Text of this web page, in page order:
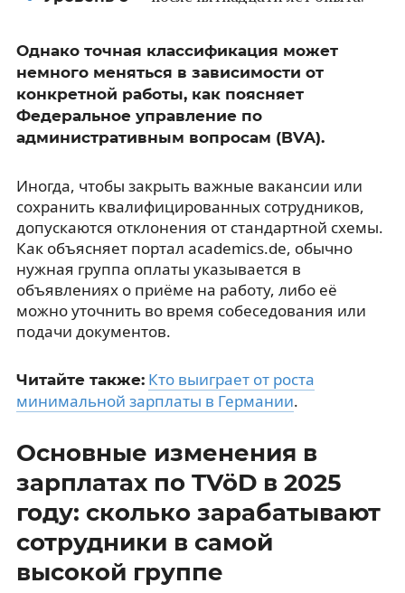
Однако точная классификация может
немного меняться в зависимости от
конкретной работы, как поясняет
Федеральное управление по
административным вопросам (BVA).
Иногда, чтобы закрыть важные вакансии или
сохранить квалифицированных сотрудников,
допускаются отклонения от стандартной схемы.
Как объясняет портал academics.de, обычно
нужная группа оплаты указывается в
объявлениях о приёме на работу, либо её
можно уточнить во время собеседования или
подачи документов.
Читайте также: Кто выиграет от роста
минимальной зарплаты в Германии.
Основные изменения в
зарплатах по TVöD в 2025
году: сколько зарабатывают
сотрудники в самой
высокой группе